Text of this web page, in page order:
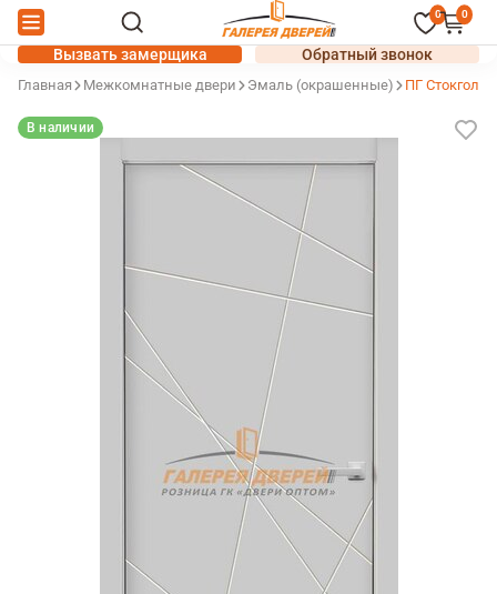
0 0
Вызвать замерщика Обратный звонок
Главная Межкомнатные двери Эмаль (окрашенные) ПГ
В наличии